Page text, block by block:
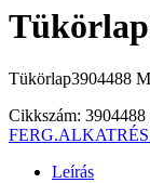
Tükörlap3904488
Cikkszám: 3904488
Leírás